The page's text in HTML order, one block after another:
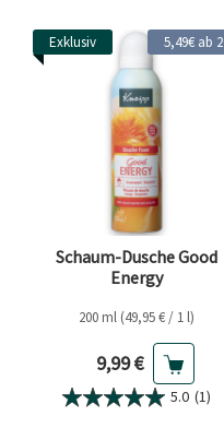
5,49€ ab 2
Exklusiv
Schaum-Dusche Good
Energy
200 ml (49,95 € / 1 l)
Aktueller Preis
9,99 €
5.0 (1)